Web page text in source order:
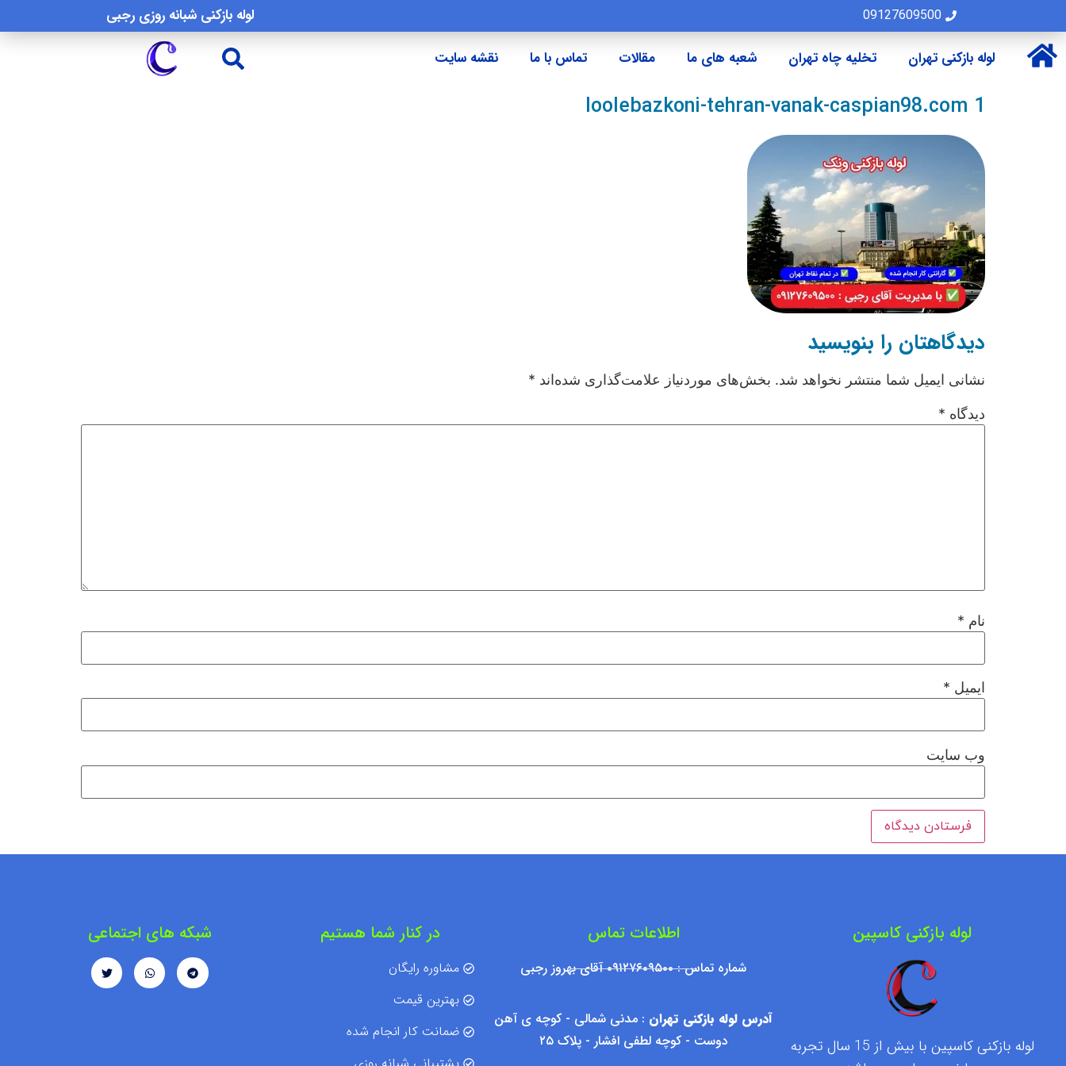
09127609500
لوله بازکنی شبانه روزی رجبی
لوله بازکنی تهران
تخلیه چاه تهران شعبه های ما مقالات تماس با ما نقشه سایت
loolebazkoni-tehran-vanak-caspian98.com 1
دیدگاهتان را بنویسید
نشانی ایمیل شما منتشر نخواهد شد. بخش‌های موردنیاز علامت‌گذاری شده‌اند *
دیدگاه *
نام *
ایمیل *
وب‌ سایت
لوله بازکنی کاسپین
لوله بازکنی کاسپین با بیش از 15 سال تجربه
اطلاعات تماس
شماره تماس : ۰۹۱۲۷۶۰۹۵۰۰ آقای بهروز رجبی
آدرس لوله بازکنی تهران : مدنی شمالی - کوچه ی آهن
دوست - کوچه لطفی افشار - پلاک ۲۵
در کنار شما هستیم
مشاوره رایگان
بهترین قیمت
ضمانت کار انجام شده
شبکه های اجتماعی